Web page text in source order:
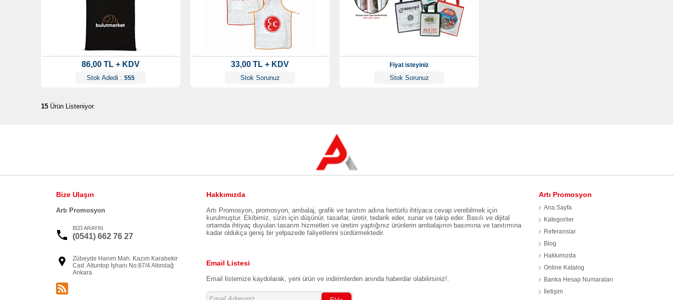
86,00 TL + KDV
Stok Adedi : 555
33,00 TL + KDV
Stok Sorunuz
Fiyat isteyiniz
Stok Sorunuz
15 Ürün Listeniyor.
Bize Ulaşın
Artı Promosyon
BİZİ ARAYIN
(0541) 662 76 27
Zübeyde Hanım Mah. Kazım Karabekir
Cad. Altuntop İşhanı No:87/4 Altındağ
Ankara
Hakkımızda
Artı Promosyon, promosyon, ambalaj, grafik ve tanıtım adına hertürlü ihtiyaca cevap verebilmek için
kurulmuştur. Ekibimiz, sizin için düşünür, tasarlar, üretir, tedarik eder, sunar ve takip eder. Basılı ve dijital
ortamda ihtiyaç duyulan tasarım hizmetleri ve üretim yaptığınız ürünlerin ambalajının basımına ve tanıtımına
kadar oldukça geniş bir yelpazede faliyetlerini sürdürmektedir.
Email Listesi
Email listemize kaydolarak, yeni ürün ve indirimlerden anında haberdar olabilirsiniz!.
Artı Promosyon
Ana Sayfa
Kategoriler
Referanslar
Blog
Hakkımızda
Online Katalog
Banka Hesap Numaraları
İletişim